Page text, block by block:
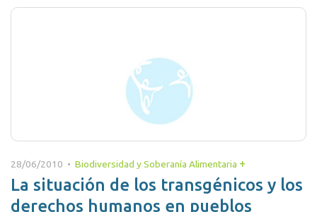
28/06/2010 • Biodiversidad y Soberanía Alimentaria +
La situación de los transgénicos y los
derechos humanos en pueblos